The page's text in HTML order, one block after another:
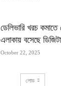
ডেলিভারি খরচ
এলাকায় বসেছে
October 22, 2025
লোড